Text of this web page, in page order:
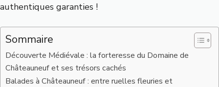
authentiques garanties !
Sommaire
Découverte Médiévale : la forteresse du Domaine de
Châteauneuf et ses trésors cachés
Balades à Châteauneuf : entre ruelles fleuries et